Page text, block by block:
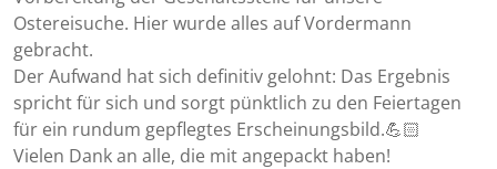
Ostereisuche. Hier wurde alles auf Vordermann
gebracht.
Der Aufwand hat sich definitiv gelohnt: Das Ergebnis
spricht für sich und sorgt pünktlich zu den Feiertagen
für ein rundum gepflegtes Erscheinungsbild.💪🏻
Vielen Dank an alle, die mit angepackt haben!